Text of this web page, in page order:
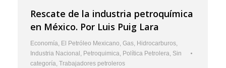
Rescate de la industria petroquímica
en México. Por Luis Puig Lara
Economía, El Petróleo Mexicano, Gas, Hidrocarburos,
Industria Nacional , Petroquimica, Política Petrolera, Sin
categoría, Trabajadores petroleros